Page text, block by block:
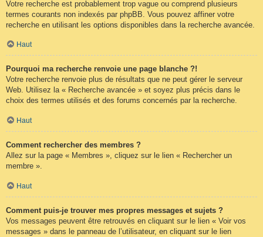
Votre recherche est probablement trop vague ou comprend plusieurs
termes courants non indexés par phpBB. Vous pouvez affiner votre
recherche en utilisant les options disponibles dans la recherche avancée.
Haut
Pourquoi ma recherche renvoie une page blanche ?!
Votre recherche renvoie plus de résultats que ne peut gérer le serveur
Web. Utilisez la « Recherche avancée » et soyez plus précis dans le
choix des termes utilisés et des forums concernés par la recherche.
Haut
Comment rechercher des membres ?
Allez sur la page « Membres », cliquez sur le lien « Rechercher un
membre ».
Haut
Comment puis-je trouver mes propres messages et sujets ?
Vos messages peuvent être retrouvés en cliquant sur le lien « Voir vos
messages » dans le panneau de l’utilisateur, en cliquant sur le lien